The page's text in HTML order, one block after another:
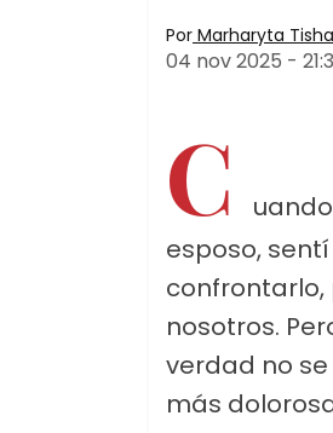
Por Marharyta
04 nov 2025 -
C
esposo,
nosotros.
verdad no
más